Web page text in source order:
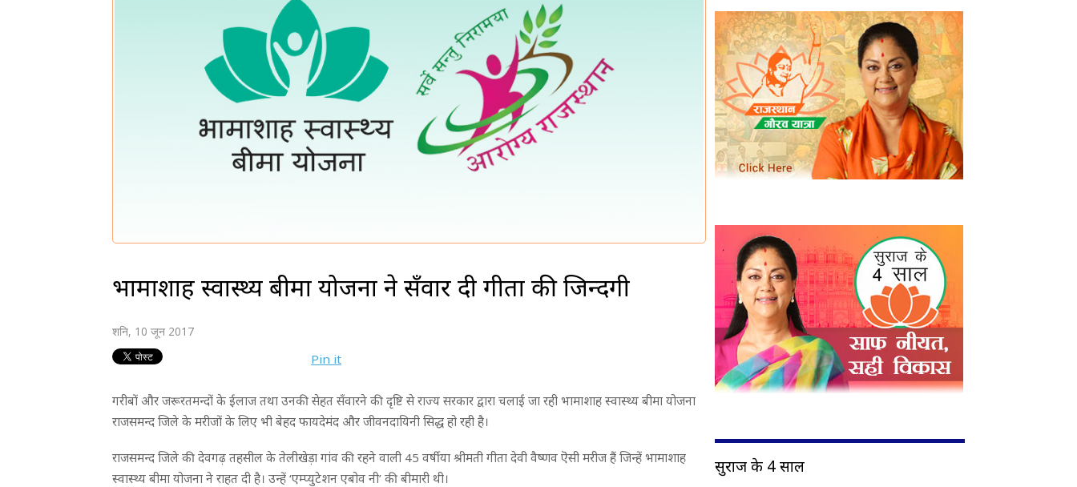
भामाशाह स्वास्थ्य बीमा योजना ने सँवार दी गीता की जिन्दगी
शनि, 10 जून 2017
Pin it
गरीबों और जरूरतमन्दों के ईलाज तथा उनकी सेहत सँवारने की दृष्टि से राज्य सरकार द्वारा चलाई जा रही भामाशाह स्वास्थ्य बीमा योजना
राजसमन्द जिले के मरीजों के लिए भी बेहद फायदेमंद और जीवनदायिनी सिद्ध हो रही है।
राजसमन्द जिले की देवगढ़ तहसील के तेलीखेड़ा गांव की रहने वाली 45 वर्षीया श्रीमती गीता देवी वैष्णव ऎसी मरीज हैं जिन्हें भामाशाह
स्वास्थ्य बीमा योजना ने राहत दी है। उन्हें ‘एम्प्युटेशन एबोव नी’ की बीमारी थी।
सुराज के 4 साल